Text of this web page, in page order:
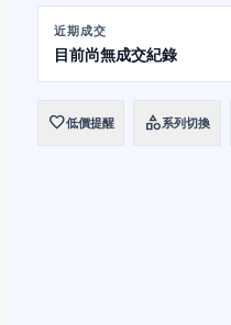
近期成交
目前尚無成交紀錄
favorite低價提醒 category系列切換